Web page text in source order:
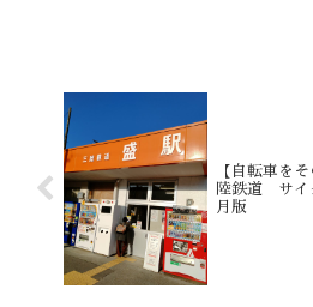
【自転車を
陸鉄道 サイ
月版